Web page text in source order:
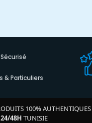
& Particuliers
100% AUTHENTIQUES
24/48H TUNISIE